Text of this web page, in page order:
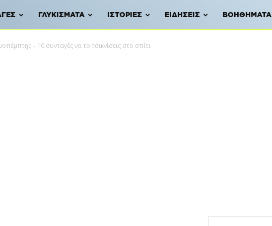
ΓΛΥΚΊΣΜΑΤΑ ΙΣΤΟΡΊΕΣ ΕΙΔΉΣΕΙΣ ΒΟΗΘΉΜΑΤΑ
– 10 συνταγές να το τσικνίσεις στο σπίτι